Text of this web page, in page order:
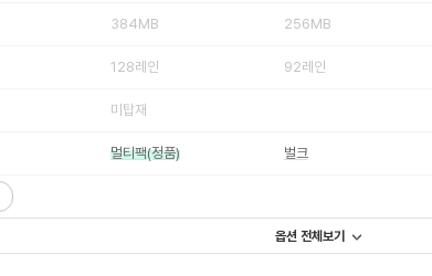
384MB 256MB
128레인 92레인
미탑재
멀티팩(정품) 벌크
옵션 전체보기